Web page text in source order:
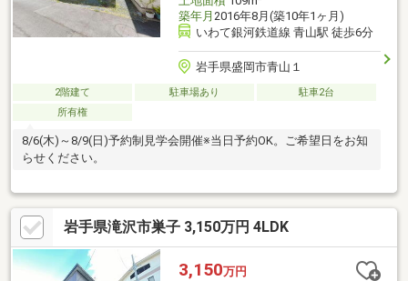
築年月 2016年8月(築10年1ヶ月)
いわて銀河鉄道線 青山駅 徒歩6分
岩手県盛岡市青山１
2階建て 駐車場あり
駐車2台
所有権
8/6(木)～8/9(日)予約制見学会開催※当日予約OK。ご希望日をお知
らせください。
岩手県滝沢市巣子 3,150万円 4LDK
3,150万円